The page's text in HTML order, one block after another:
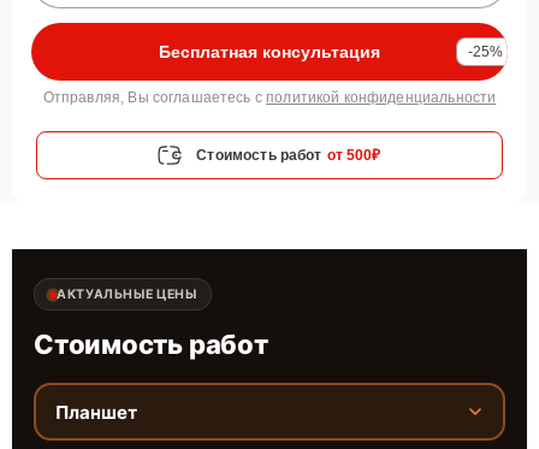
Бесплатная консультация -25%
Отправляя, Вы соглашаетесь с политикой конфиденциальности
Стоимость работ от 500₽
АКТУАЛЬНЫЕ ЦЕНЫ
Стоимость работ
Планшет